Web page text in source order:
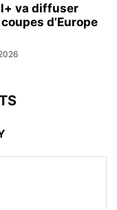
va diffuser
d’Europe